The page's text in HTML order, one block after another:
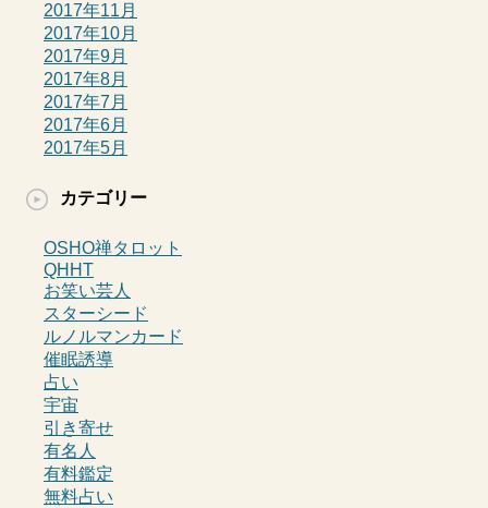
2017年11月
2017年10月
2017年9月
2017年8月
2017年7月
2017年6月
2017年5月
カテゴリー
OSHO禅タロット
QHHT
お笑い芸人
スターシード
ルノルマンカード
催眠誘導
占い
宇宙
引き寄せ
有名人
有料鑑定
無料占い